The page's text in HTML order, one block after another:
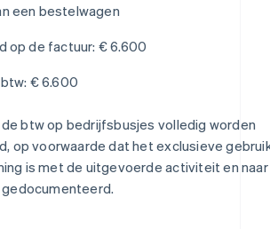
een bestelwagen
op de factuur: € 6.600
€ 6.600
de btw op bedrijfsbusjes volledig worden
op voorwaarde dat het exclusieve
is met de uitgevoerde activiteit en naar